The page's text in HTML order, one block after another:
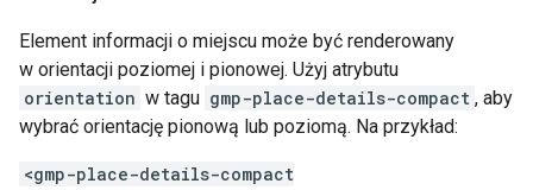
Element informacji o miejscu może być renderowany
w orientacji poziomej i pionowej. Użyj atrybutu
orientation w tagu gmp-place-details-compact , aby
wybrać orientację pionową lub poziomą. Na przykład:
<gmp-place-details-compact